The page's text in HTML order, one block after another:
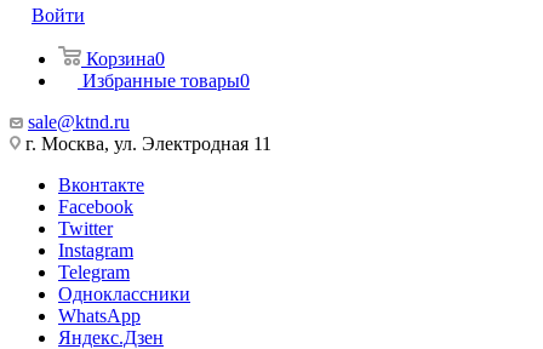
Войти
Корзина0
Избранные товары0
sale@ktnd.ru
г. Москва, ул. Электродная 11
Вконтакте
Facebook
Twitter
Instagram
Telegram
Одноклассники
WhatsApp
Яндекс.Дзен